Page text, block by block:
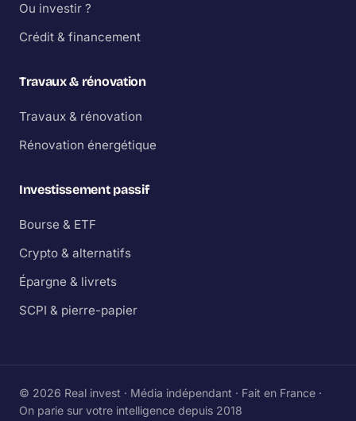
Ou investir ?
Crédit & financement
Travaux & rénovation
Travaux & rénovation
Rénovation énergétique
Investissement passif
Bourse & ETF
Crypto & alternatifs
Épargne & livrets
SCPI & pierre-papier
© 2026 Real invest · Média indépendant · Fait en France ·
On parie sur votre intelligence depuis 2018